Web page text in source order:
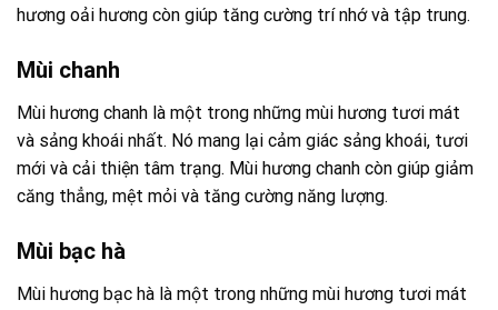
hương oải hương còn giúp tăng cường trí nhớ và tập trung.
Mùi chanh
Mùi hương chanh là một trong những mùi hương tươi mát
và sảng khoái nhất. Nó mang lại cảm giác sảng khoái, tươi
mới và cải thiện tâm trạng. Mùi hương chanh còn giúp giảm
căng thẳng, mệt mỏi và tăng cường năng lượng.
Mùi bạc hà
Mùi hương bạc hà là một trong những mùi hương tươi mát